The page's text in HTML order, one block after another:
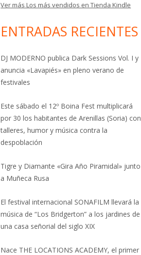
Ver más Los más vendidos en Tienda Kindle
ENTRADAS RECIENTES
DJ MODERNO publica Dark Sessions Vol. I y
anuncia «Lavapiés» en pleno verano de
festivales
Este sábado el 12º Boina Fest multiplicará
por 30 los habitantes de Arenillas (Soria) con
talleres, humor y música contra la
despoblación
Tigre y Diamante «Gira Año Piramidal» junto
a Muñeca Rusa
El festival internacional SONAFILM llevará la
música de “Los Bridgerton” a los jardines de
una casa señorial del siglo XIX
Nace THE LOCATIONS ACADEMY, el primer